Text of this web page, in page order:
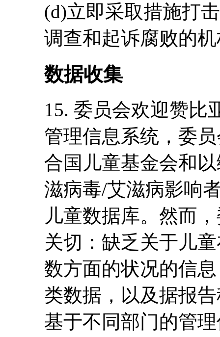
(d)立即采取措施打
调查和起诉腐败的
数据收集
15. 委员会欢迎赞比
管理信息系统，委
合国儿童基金会和
滋病毒/艾滋病影响
儿童数据库。然而
关切：缺乏关于儿
数方面的状况的信
类数据，以及据报
基于不同部门的管